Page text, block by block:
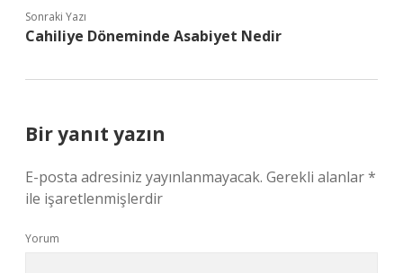
Sonraki Yazı
Cahiliye Döneminde Asabiyet Nedir
Bir yanıt yazın
E-posta adresiniz yayınlanmayacak. Gerekli alanlar*
ile işaretlenmişlerdir
Yorum